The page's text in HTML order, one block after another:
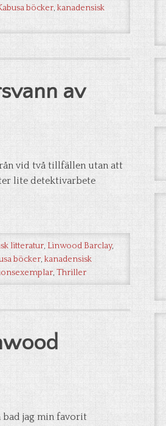
böcker, kanadensisk
av
vid två tillfällen utan att
lite detektivarbete
litteratur, Linwood Barclay,
böcker, kanadensisk
, Thriller
jag min favorit